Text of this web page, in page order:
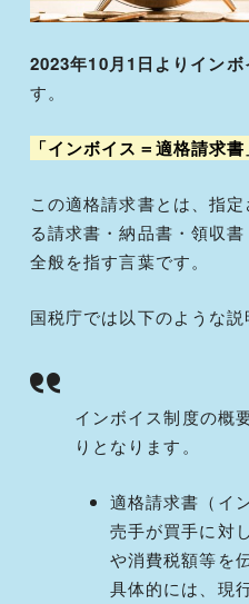
2023年10月1日よりイン
す。
「インボイス＝適格請求
この適格請求書とは、指
る請求書・納品書・領収
全般を指す言葉です。
国税庁では以下のような説
インボイス制度の概
りとなります。
適格請求書（イ
売手が買手に対
や消費税額等を
具体的には、現